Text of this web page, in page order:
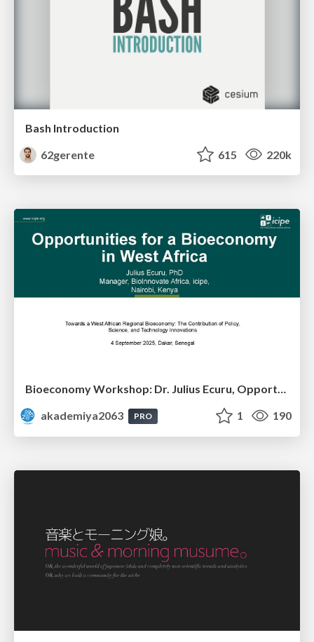
Bash Introduction
62gerente
615 220k
Bioeconomy Workshop: Dr. Julius Ecuru, Opportunities for a Bioeconomy in West Africa
akademiya2063
PRO 1 190